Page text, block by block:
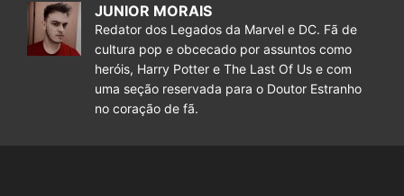
JUNIOR MORAIS
Redator dos Legados da Marvel e DC. Fã de
cultura pop e obcecado por assuntos como
heróis, Harry Potter e The Last Of Us e com
uma seção reservada para o Doutor Estranho
no coração de fã.